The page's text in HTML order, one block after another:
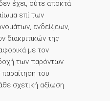
έχει, ούτε αποκτά
επί των
ενδείξεων,
διακριτικών της
με τον
των παρόντων
του
σχετική αξίωση